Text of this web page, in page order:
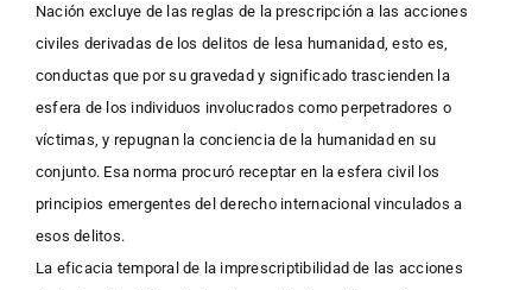
Nación excluye de las reglas de la prescripción a las acciones
civiles derivadas de los delitos de lesa humanidad, esto es,
conductas que por su gravedad y significado trascienden la
esfera de los individuos involucrados como perpetradores o
víctimas, y repugnan la conciencia de la humanidad en su
conjunto. Esa norma procuró receptar en la esfera civil los
principios emergentes del derecho internacional vinculados a
esos delitos.
La eficacia temporal de la imprescriptibilidad de las acciones